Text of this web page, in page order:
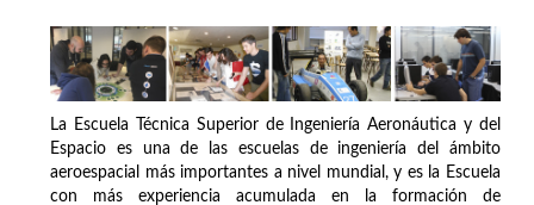
La Escuela Técnica Superior de Ingeniería Aeronáutica y del
Espacio es una de las escuelas de ingeniería del ámbito
aeroespacial más importantes a nivel mundial, y es la Escuela
con más experiencia acumulada en la formación de